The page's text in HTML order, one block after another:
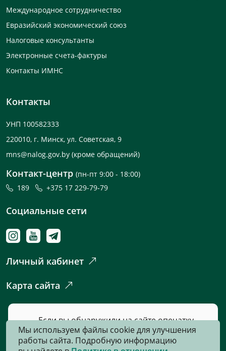
Международное сотрудничество
Евразийский экономический союз
Налоговые консультанты
Электронные счета-фактуры
Контакты ИМНС
Контакты
УНП 100582333
220010, г. Минск, ул. Советская, 9
mns@nalog.gov.by (кроме обращений)
Контакт-центр (пн-пт 9:00 - 18:00)
189
+375 17 229-79-79
Социальные сети
Личный кабинет
Карта сайта
Если вы обнаружили на сайте опечатку
или неточность, пожалуйста, нажмите
сюдаи сообщите нам об этом.
Мы используем файлы cookie для улучшения
работы сайта. Подробную информацию